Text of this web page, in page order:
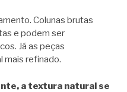
Colunas brutas
e podem ser
Já as peças
mais refinado.
a textura natural se